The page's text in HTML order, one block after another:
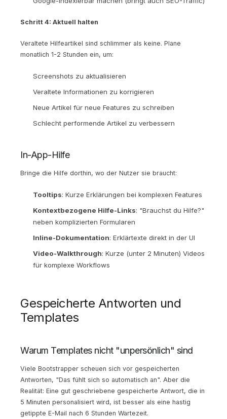
Schritt 4: Aktuell halten
Veraltete Hilfeartikel sind schlimmer als keine. Plane
monatlich 1-2 Stunden ein, um:
Screenshots zu aktualisieren
Veraltete Informationen zu korrigieren
Neue Artikel für neue Features zu schreiben
Schlecht performende Artikel zu verbessern
In-App-Hilfe
Bringe die Hilfe dorthin, wo der Nutzer sie braucht:
Tooltips: Kurze Erklärungen bei komplexen Features
Kontextbezogene Hilfe-Links: "Brauchst du Hilfe?"
neben komplizierten Formularen
Inline-Dokumentation: Erklärtexte direkt in der UI
Video-Walkthrough: Kurze (unter 2 Minuten) Videos
für komplexe Workflows
Gespeicherte Antworten und
Templates
Warum Templates nicht "unpersönlich" sind
Viele Bootstrapper scheuen sich vor gespeicherten
Antworten, "Das fühlt sich so automatisch an". Aber die
Realität: Eine gut geschriebene gespeicherte Antwort, die in
5 Minuten personalisiert wird, ist besser als eine hastig
getippte E-Mail nach 6 Stunden Wartezeit.